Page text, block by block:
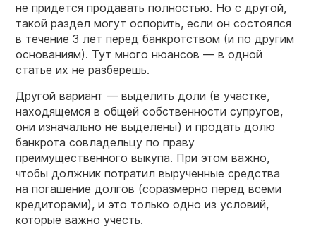
не придется продавать полностью. Но с другой,
такой раздел могут оспорить, если он состоялся
в течение 3 лет перед банкротством (и по другим
основаниям). Тут много нюансов — в одной
статье их не разберешь.
Другой вариант — выделить доли (в участке,
находящемся в общей собственности супругов,
они изначально не выделены) и продать долю
банкрота совладельцу по праву
преимущественного выкупа. При этом важно,
чтобы должник потратил вырученные средства
на погашение долгов (соразмерно перед всеми
кредиторами), и это только одно из условий,
которые важно учесть.